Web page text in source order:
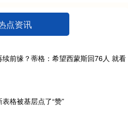
点资讯
前缘？蒂格：希望西蒙斯回76人 就看
格被基层点了“赞”